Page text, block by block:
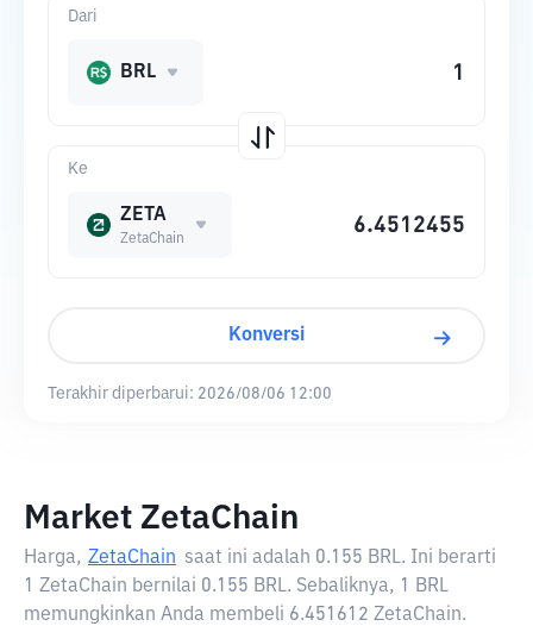
Ke
ZETA
ZetaChain
Dari
BRL
Konversi
Terakhir diperbarui: 2026/08/06 12:00
Market ZetaChain
Harga, ZetaChain saat ini adalah 0.155 BRL. Ini berarti
1 ZetaChain bernilai 0.155 BRL. Sebaliknya, 1 BRL
memungkinkan Anda membeli 6.451612 ZetaChain.